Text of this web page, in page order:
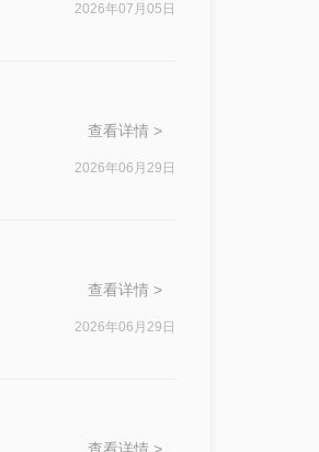
2026年07月05日
查看详情 >
2026年06月29日
查看详情 >
2026年06月29日